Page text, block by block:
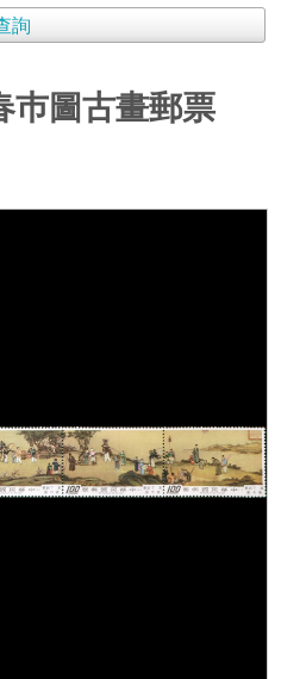
巿圖古畫郵票